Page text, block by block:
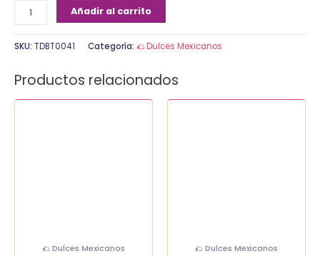
Añadir al carrito
SKU: TDBT0041 Categoría: 🌮 Dulces Mexicanos
Productos relacionados
🌮 Dulces Mexicanos 🌮 Dulces Mexicanos